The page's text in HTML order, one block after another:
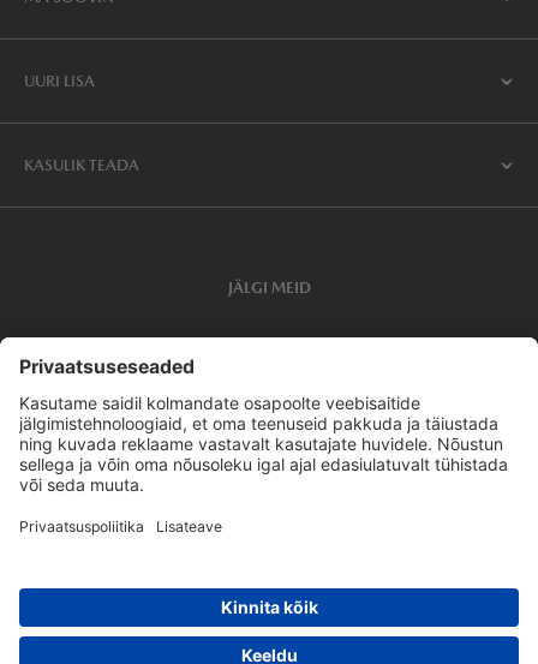
UURI LISA
KASULIK TEADA
JÄLGI MEID
Privaatsusseaded
ELi andmemääruse läbipaistvuse avaldus MAZDA Latvija
MAZDA Suomi